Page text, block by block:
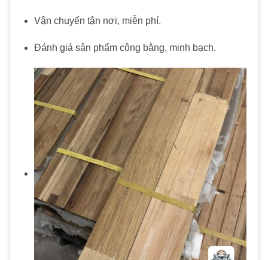
Vận chuyển tận nơi, miễn phí.
Đánh giá sản phẩm công bằng, minh bạch.